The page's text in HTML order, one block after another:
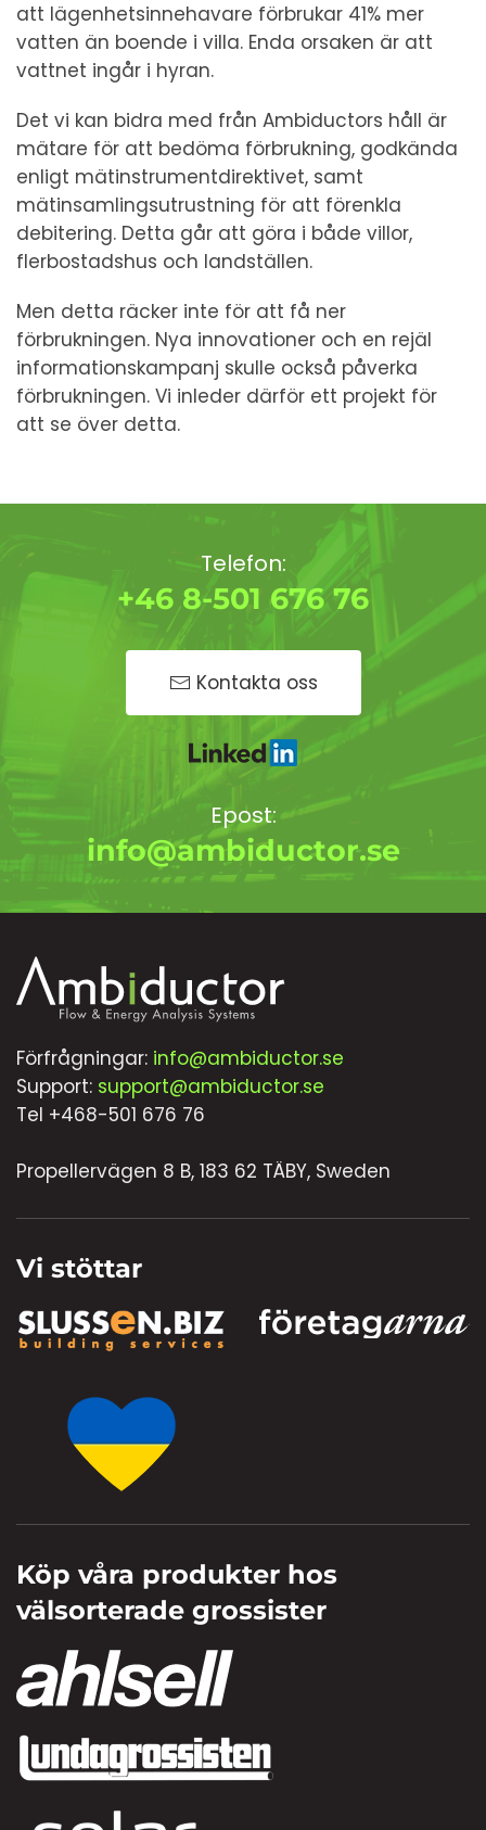
att lägenhetsinnehavare förbrukar 41% mer
vatten än boende i villa. Enda orsaken är att
vattnet ingår i hyran.
Det vi kan bidra med från Ambiductors håll är
mätare för att bedöma förbrukning, godkända
enligt mätinstrumentdirektivet, samt
mätinsamlingsutrustning för att förenkla
debitering. Detta går att göra i både villor,
flerbostadshus och landställen.
Men detta räcker inte för att få ner
förbrukningen. Nya innovationer och en rejäl
informationskampanj skulle också påverka
förbrukningen. Vi inleder därför ett projekt för
att se över detta.
Telefon:
+46 8-501 676 76
Kontakta oss
Epost:
info@ambiductor.se
Förfrågningar: info@ambiductor.se
Support: support@ambiductor.se
Tel +468-501 676 76
Propellervägen 8 B, 183 62 TÄBY, Sweden
Vi stöttar
Köp våra produkter hos
välsorterade grossister